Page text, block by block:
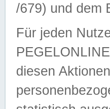
/679) und dem
Für jeden
diesen